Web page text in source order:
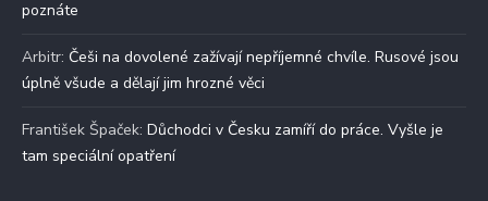
poznáte
Arbitr: Češi na dovolené zažívají nepříjemné chvíle. Rusové jsou
úplně všude a dělají jim hrozné věci
František Špaček: Důchodci v Česku zamíří do práce. Vyšle je
tam speciální opatření